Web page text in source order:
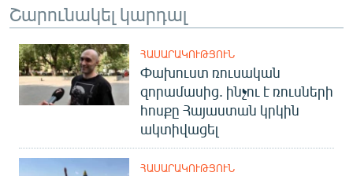
Շարունակել կարդալ
ՀԱՍԱՐԱԿՈՒԹՅՈՒՆ
Փախուստ ռուսական
զորամասից. ինչու է ռուսների
հոսքը Հայաստան կրկին
ակտիվացել
ՀԱՍԱՐԱԿՈՒԹՅՈՒՆ